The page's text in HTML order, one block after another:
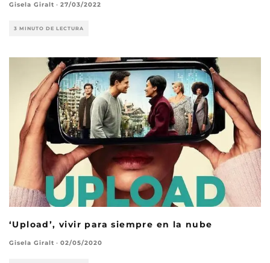
Gisela Giralt · 27/03/2022
3 MINUTO DE LECTURA
‘Upload’, vivir para siempre en la nube
Gisela Giralt · 02/05/2020